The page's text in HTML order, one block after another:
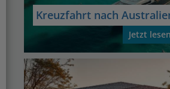
Kreuzfahrt nach
Jetzt lesen